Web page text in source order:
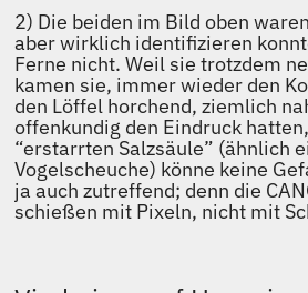
2) Die beiden im Bild oben
aber wirklich identifizieren
Ferne nicht. Weil sie trotzdem
kamen sie, immer wieder den
den Löffel horchend, ziemlich
offenkundig den Eindruck
“erstarrten Salzsäule” (ähnlich
Vogelscheuche) könne keine
ja auch zutreffend; denn die
schießen mit Pixeln, nicht mit